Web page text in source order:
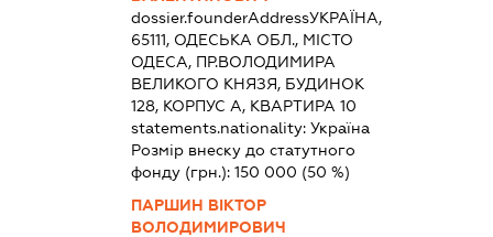
dossier.founderAddressУКРАЇНА,
65111, ОДЕСЬКА ОБЛ., МІСТО
ОДЕСА, ПР.ВОЛОДИМИРА
ВЕЛИКОГО КНЯЗЯ, БУДИНОК
128, КОРПУС А, КВАРТИРА 10
statements.nationality: Україна
Розмір внеску до статутного
фонду (грн.): 150 000 (50 %)
ПАРШИН ВІКТОР
ВОЛОДИМИРОВИЧ